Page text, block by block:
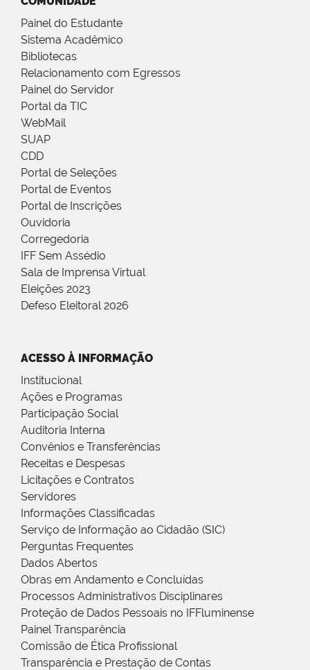
Painel do Estudante
Sistema Acadêmico
Bibliotecas
Relacionamento com Egressos
Painel do Servidor
Portal da TIC
WebMail
SUAP
CDD
Portal de Seleções
Portal de Eventos
Portal de Inscrições
Ouvidoria
Corregedoria
IFF Sem Assédio
Sala de Imprensa Virtual
Eleições 2023
Defeso Eleitoral 2026
ACESSO À INFORMAÇÃO
Institucional
Ações e Programas
Participação Social
Auditoria Interna
Convênios e Transferências
Receitas e Despesas
Licitações e Contratos
Servidores
Informações Classificadas
Serviço de Informação ao Cidadão (SIC)
Perguntas Frequentes
Dados Abertos
Obras em Andamento e Concluídas
Processos Administrativos Disciplinares
Proteção de Dados Pessoais no IFFluminense
Painel Transparência
Comissão de Ética Profissional
Transparência e Prestação de Contas